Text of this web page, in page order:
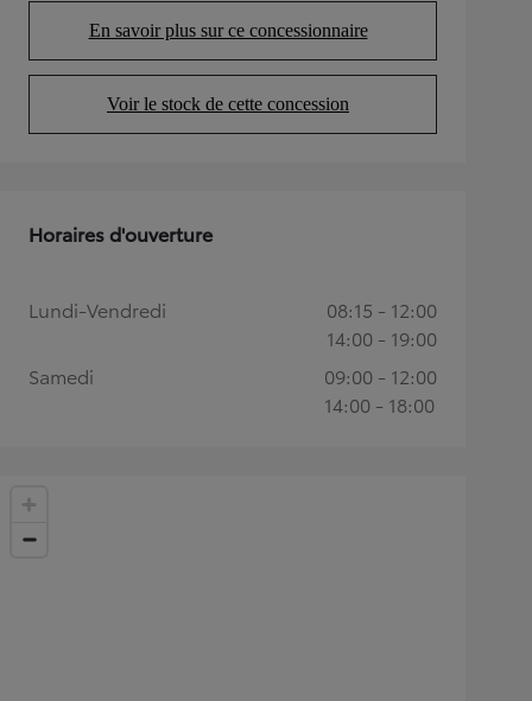
En savoir plus sur ce concessionnaire
(Opens in new tab)
Voir le stock de cette concession
(Opens in new tab)
Horaires d'ouverture
Lundi-Vendredi
08:15 - 12:00
14:00 - 19:00
Samedi
09:00 - 12:00
14:00 - 18:00